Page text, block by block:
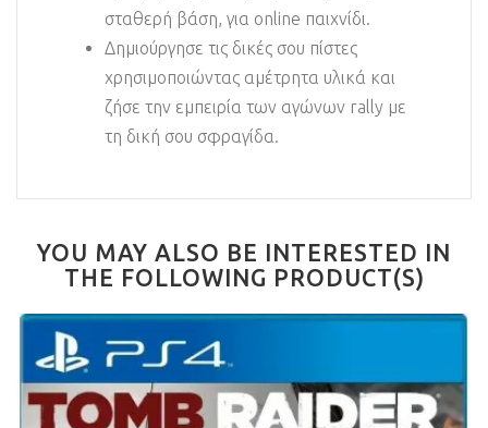
σταθερή βάση, για online παιχνίδι.
Δημιούργησε τις δικές σου πίστες
χρησιμοποιώντας αμέτρητα υλικά και
ζήσε την εμπειρία των αγώνων rally με
τη δική σου σφραγίδα.
YOU MAY ALSO BE INTERESTED IN
THE FOLLOWING PRODUCT(S)